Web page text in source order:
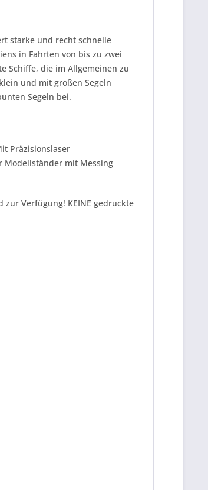
starke und recht schnelle
in Fahrten von bis zu zwei
Schiffe, die im Allgemeinen zu
und mit großen Segeln
Segeln bei.
Präzisionslaser
Modellständer mit Messing
Verfügung! KEINE gedruckte